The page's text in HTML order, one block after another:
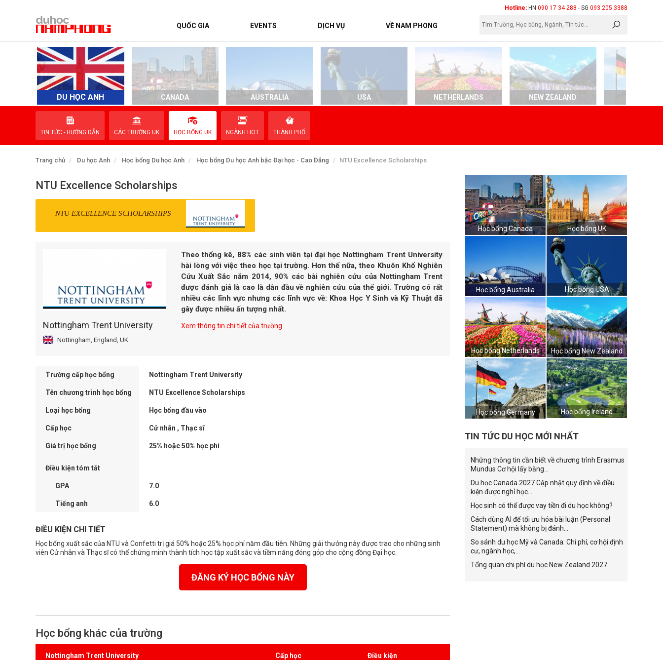
Hotline: HN 090 17 34 288 - SG 093 205 3388
QUỐC GIA EVENTS DỊCH VỤ VỀ NAM PHONG
DU HỌC ANH CANADA AUSTRALIA USA NETHERLANDS NEW ZEALAND
TIN TỨC - HƯỚNG DẪN CÁC TRƯỜNG UK HỌC BỔNG UK NGÀNH HOT THÀNH PHỐ
Trang chủ Du học Anh Học bổng Du học Anh Học bổng Du học Anh bậc Đại học - Cao Đẳng NTU Excellence Scholarships
NTU Excellence Scholarships
NTU EXCELLENCE SCHOLARSHIPS
Nottingham Trent University
Nottingham, England, UK
Theo thống kê, 88% các sinh viên tại đại học Nottingham Trent University
hài lòng với việc theo học tại trường. Hơn thế nữa, theo Khuôn Khổ Nghiên
Cứu Xuất Sắc năm 2014, 90% các bài nghiên cứu của Nottingham Trent
được đánh giá là cao là dẫn đầu về nghiên cứu của thế giới. Trường có rất
nhiều các lĩnh vực nhưng các lĩnh vực về: Khoa Học Y Sinh và Kỹ Thuật đã
gây được nhiều ấn tượng nhất.
Xem thông tin chi tiết của trường
Trường cấp học bổng Nottingham Trent University
Tên chương trình học bổng NTU Excellence Scholarships
Loại học bổng Học bổng đầu vào
Cấp học Cử nhân , Thạc sĩ
Giá trị học bổng 25% hoặc 50% học phí
Điều kiện tóm tắt
GPA 7.0
Tiếng anh 6.0
ĐIỀU KIỆN CHI TIẾT
Học bổng xuất sắc của NTU và Confetti trị giá 50% hoặc 25% học phí năm đầu tiên. Những giải thưởng này được trao cho những sinh
viên Cử nhân và Thạc sĩ có thể chứng minh thành tích học tập xuất sắc và tiềm năng đóng góp cho cộng đồng Đại học.
ĐĂNG KÝ HỌC BỔNG NÀY
Học bổng khác của trường
Nottingham Trent University Cấp học Điều kiện
Học bổng Canada Học bổng UK
Học bổng Australia Học bổng USA
Học bổng Netherlands Học bổng New Zealand
Học bổng Germany Học bổng Ireland
TIN TỨC DU HỌC MỚI NHẤT
Những thông tin cần biết về chương trình Erasmus
Mundus Cơ hội lấy bằng...
Du học Canada 2027 Cập nhật quy định về điều
kiện được nghỉ học...
Học sinh có thể được vay tiền đi du học không?
Cách dùng AI để tối ưu hóa bài luận (Personal
Statement) mà không bị đánh...
So sánh du học Mỹ và Canada: Chi phí, cơ hội định
cư, ngành học,...
Tổng quan chi phí du học New Zealand 2027
TRANG CHỦ
QUỐC GIA
EVENTS
LIÊN HỆ